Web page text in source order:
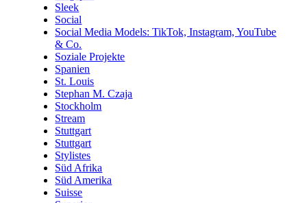
Sleek
Social
Social Media Models: TikTok, Instagram, YouTube
& Co.
Soziale Projekte
Spanien
St. Louis
Stephan M. Czaja
Stockholm
Stream
Stuttgart
Stuttgart
Stylistes
Süd Afrika
Süd Amerika
Suisse